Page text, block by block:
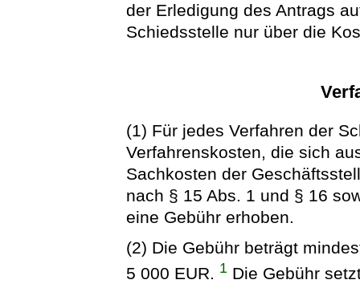
der Erledigung des Antrags
Schiedsstelle nur über die
(1) Für jedes Verfahren der
Verfahrenskosten, die sich
Sachkosten der
nach § 15 Abs. 1 und § 16
eine Gebühr erhoben.
(2) Die Gebühr beträgt
5 000 EUR. 1 Die Gebühr